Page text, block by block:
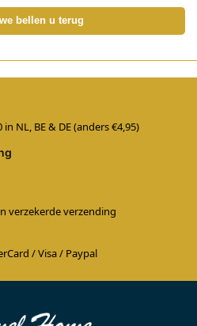
bellen u terug
NL, BE & DE (anders €4,95)
verzekerde verzending
/ Visa / Paypal